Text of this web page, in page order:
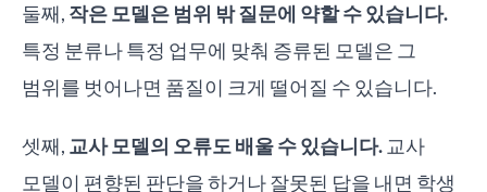
둘째, 작은 모델은 범위 밖 질문에 약할 수 있습니다.
특정 분류나 특정 업무에 맞춰 증류된 모델은 그
범위를 벗어나면 품질이 크게 떨어질 수 있습니다.
셋째, 교사 모델의 오류도 배울 수 있습니다. 교사
모델이 편향된 판단을 하거나 잘못된 답을 내면 학생